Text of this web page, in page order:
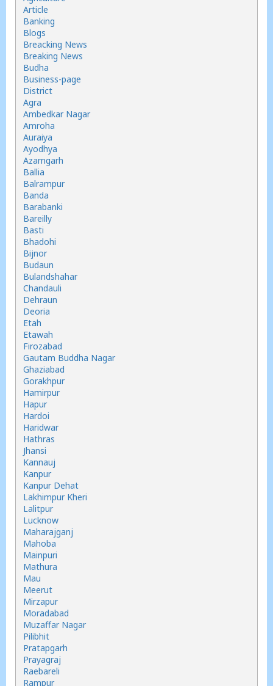
Article
Banking
Blogs
Breacking News
Breaking News
Budha
Business-page
District
Agra
Ambedkar Nagar
Amroha
Auraiya
Ayodhya
Azamgarh
Ballia
Balrampur
Banda
Barabanki
Bareilly
Basti
Bhadohi
Bijnor
Budaun
Bulandshahar
Chandauli
Dehraun
Deoria
Etah
Etawah
Firozabad
Gautam Buddha Nagar
Ghaziabad
Gorakhpur
Hamirpur
Hapur
Hardoi
Haridwar
Hathras
Jhansi
Kannauj
Kanpur
Kanpur Dehat
Lakhimpur Kheri
Lalitpur
Lucknow
Maharajganj
Mahoba
Mainpuri
Mathura
Mau
Meerut
Mirzapur
Moradabad
Muzaffar Nagar
Pilibhit
Pratapgarh
Prayagraj
Raebareli
Rampur